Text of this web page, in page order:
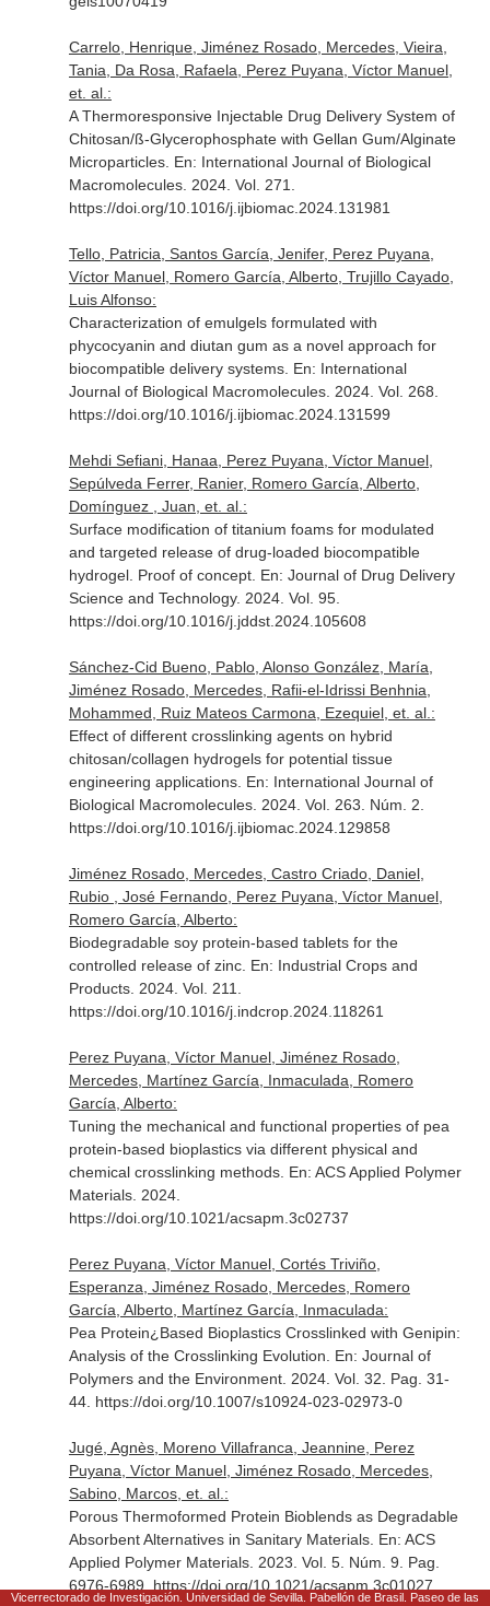
Carrelo, Henrique, Jiménez Rosado, Mercedes, Vieira,
Tania, Da Rosa, Rafaela, Perez Puyana, Víctor Manuel,
et. al.:
A Thermoresponsive Injectable Drug Delivery System of
Chitosan/ß-Glycerophosphate with Gellan Gum/Alginate
Microparticles. En: International Journal of Biological
Macromolecules. 2024. Vol. 271.
https://doi.org/10.1016/j.ijbiomac.2024.131981
Tello, Patricia, Santos García, Jenifer, Perez Puyana,
Víctor Manuel, Romero García, Alberto, Trujillo Cayado,
Luis Alfonso:
Characterization of emulgels formulated with
phycocyanin and diutan gum as a novel approach for
biocompatible delivery systems. En: International
Journal of Biological Macromolecules. 2024. Vol. 268.
https://doi.org/10.1016/j.ijbiomac.2024.131599
Mehdi Sefiani, Hanaa, Perez Puyana, Víctor Manuel,
Sepúlveda Ferrer, Ranier, Romero García, Alberto,
Domínguez , Juan, et. al.:
Surface modification of titanium foams for modulated
and targeted release of drug-loaded biocompatible
hydrogel. Proof of concept. En: Journal of Drug Delivery
Science and Technology. 2024. Vol. 95.
https://doi.org/10.1016/j.jddst.2024.105608
Sánchez-Cid Bueno, Pablo, Alonso González, María,
Jiménez Rosado, Mercedes, Rafii-el-Idrissi Benhnia,
Mohammed, Ruiz Mateos Carmona, Ezequiel, et. al.:
Effect of different crosslinking agents on hybrid
chitosan/collagen hydrogels for potential tissue
engineering applications. En: International Journal of
Biological Macromolecules. 2024. Vol. 263. Núm. 2.
https://doi.org/10.1016/j.ijbiomac.2024.129858
Jiménez Rosado, Mercedes, Castro Criado, Daniel,
Rubio , José Fernando, Perez Puyana, Víctor Manuel,
Romero García, Alberto:
Biodegradable soy protein-based tablets for the
controlled release of zinc. En: Industrial Crops and
Products. 2024. Vol. 211.
https://doi.org/10.1016/j.indcrop.2024.118261
Perez Puyana, Víctor Manuel, Jiménez Rosado,
Mercedes, Martínez García, Inmaculada, Romero
García, Alberto:
Tuning the mechanical and functional properties of pea
protein-based bioplastics via different physical and
chemical crosslinking methods. En: ACS Applied Polymer
Materials. 2024.
https://doi.org/10.1021/acsapm.3c02737
Perez Puyana, Víctor Manuel, Cortés Triviño,
Esperanza, Jiménez Rosado, Mercedes, Romero
García, Alberto, Martínez García, Inmaculada:
Pea Protein¿Based Bioplastics Crosslinked with Genipin:
Analysis of the Crosslinking Evolution. En: Journal of
Polymers and the Environment. 2024. Vol. 32. Pag. 31-
44. https://doi.org/10.1007/s10924-023-02973-0
Jugé, Agnès, Moreno Villafranca, Jeannine, Perez
Puyana, Víctor Manuel, Jiménez Rosado, Mercedes,
Sabino, Marcos, et. al.:
Porous Thermoformed Protein Bioblends as Degradable
Absorbent Alternatives in Sanitary Materials. En: ACS
Applied Polymer Materials. 2023. Vol. 5. Núm. 9. Pag.
6976-6989. https://doi.org/10.1021/acsapm.3c01027
Vicerrectorado de Investigación. Universidad de Sevilla. Pabellón de Brasil. Paseo de las